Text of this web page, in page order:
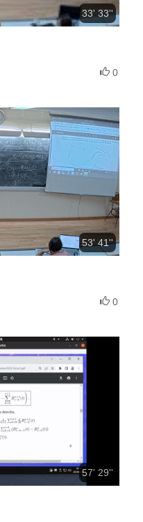
33' 33''
0
53' 41''
0
57' 29''